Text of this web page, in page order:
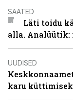
SAATED
Läti toidu
alla. Analüütik:
UUDISED
karu